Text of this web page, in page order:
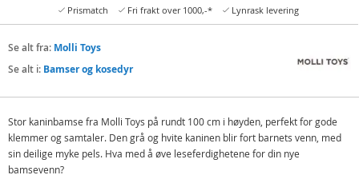
Prismatch Fri frakt over 1000,-* Lynrask levering
Se alt fra: Molli Toys
Se alt i: Bamser og kosedyr
Stor kaninbamse fra Molli Toys på rundt 100 cm i høyden, perfekt for gode
klemmer og samtaler. Den grå og hvite kaninen blir fort barnets venn, med
sin deilige myke pels. Hva med å øve leseferdighetene for din nye
bamsevenn?